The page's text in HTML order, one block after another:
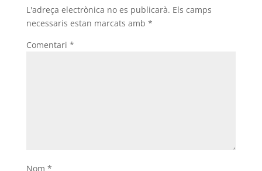
L'adreça electrònica no es publicarà. Els camps
necessaris estan marcats amb *
Comentari *
Nom *